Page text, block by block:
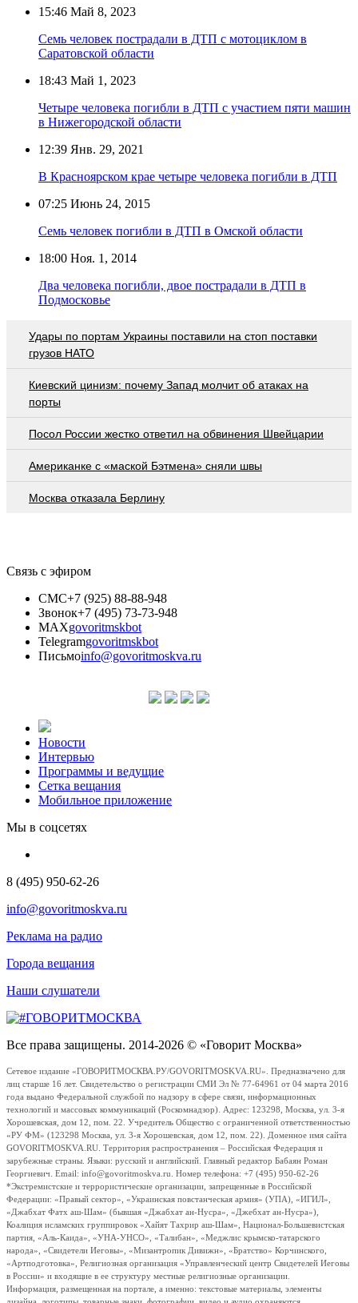
15:46 Май 8, 2023
Семь человек пострадали в ДТП с мотоциклом в
Саратовской области
18:43 Май 1, 2023
Четыре человека погибли в ДТП с участием пяти машин
в Нижегородской области
12:39 Янв. 29, 2021
В Красноярском крае четыре человека погибли в ДТП
07:25 Июнь 24, 2015
Семь человек погибли в ДТП в Омской области
18:00 Ноя. 1, 2014
Два человека погибли, двое пострадали в ДТП в
Подмосковье
Удары по портам Украины поставили на стоп поставки
грузов НАТО
Киевский цинизм: почему Запад молчит об атаках на
порты
Посол России жестко ответил на обвинения Швейцарии
Американке с «маской Бэтмена» сняли швы
Москва отказала Берлину
Связь с эфиром
СМС+7 (925) 88-88-948
Звонок+7 (495) 73-73-948
MAXgovoritmskbot
Telegramgovoritmskbot
Письмоinfo@govoritmoskva.ru
Новости
Интервью
Программы и ведущие
Сетка вещания
Мобильное приложение
Мы в соцсетях
8 (495) 950-62-26
info@govoritmoskva.ru
Реклама на радио
Города вещания
Наши слушатели
Все права защищены. 2014-2026 © «Говорит Москва»
Сетевое издание «ГОВОРИТМОСКВА.РУ/GOVORITMOSKVA.RU». Предназначено для
лиц старше 16 лет. Свидетельство о регистрации СМИ Эл № 77-64961 от 04 марта 2016
года выдано Федеральной службой по надзору в сфере связи, информационных
технологий и массовых коммуникаций (Роскомнадзор). Адрес: 123298, Москва, ул. 3-я
Хорошевская, дом 12, пом. 22. Учредитель Общество с ограниченной ответственностью
«РУ ФМ» (123298 Москва, ул. 3-я Хорошевская, дом 12, пом. 22). Доменное имя сайта
GOVORITMOSKVA.RU. Территория распространения – Российская Федерация и
зарубежные страны. Языки: русский и английский. Главный редактор Бабаян Роман
Георгиевич. Email: info@govoritmoskva.ru. Номер телефона: +7 (495) 950-62-26
*Экстремистские и террористические организации, запрещенные в Российской
Федерации: «Правый сектор», «Украинская повстанческая армия» (УПА), «ИГИЛ»,
«Джабхат Фатх аш-Шам» (бывшая «Джабхат ан-Нусра», «Джебхат ан-Нусра»),
Коалиция исламских группировок «Хайят Тахрир аш-Шам», Национал-Большевистская
партия, «Аль-Каида», «УНА-УНСО», «Талибан», «Меджлис крымско-татарского
народа», «Свидетели Иеговы», «Мизантропик Дивижн», «Братство» Корчинского,
«Артподготовка», Религиозная организация «Управленческий центр Свидетелей Иеговы
в России» и входящие в ее структуру местные религиозные организации.
Информация, размещенная на портале, а именно: текстовые материалы, элементы